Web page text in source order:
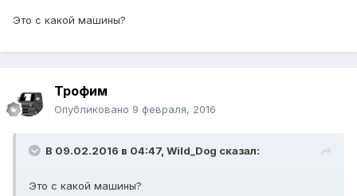
Это с какой машины?
Трофим
Опубликовано 9 февраля, 2016
В 09.02.2016 в 04:47, Wild_Dog сказал:
Это с какой машины?